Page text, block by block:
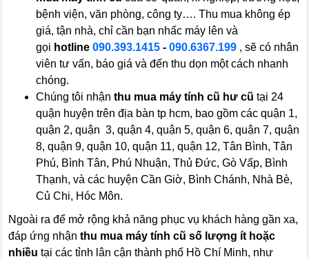
bệnh viện, văn phòng, công ty…. Thu mua không ép
giá, tận nhà, chỉ cần bạn nhấc máy lên và
gọi hotline090.393.1415 -090.6367.199 , sẽ có nhân
viên tư vấn, báo giá và đến thu dọn một cách nhanh
chóng.
Chúng tôi nhậnthu mua máy tính cũ hư cũ tại 24
quận huyện trên địa bàn tp hcm, bao gồm các quận 1,
quận 2, quận 3, quận 4, quận 5, quận 6, quận 7, quận
8, quận 9, quận 10, quận 11, quận 12, Tân Bình, Tân
Phú, Bình Tân, Phú Nhuận, Thủ Đức, Gò Vấp, Bình
Thạnh, và các huyện Cần Giờ, Bình Chánh, Nhà Bè,
Củ Chi, Hóc Môn.
Ngoài ra để mở rộng khả năng phục vụ khách hàng gần xa,
đáp ứng nhậnthu mua máy tính cũ số lượng ít hoặc
nhiều tại các tỉnh lân cận thành phố Hồ Chí Minh, như